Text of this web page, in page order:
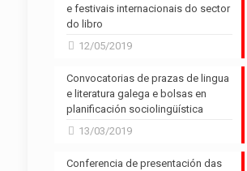
e festivais internacionais do sector
do libro
12/05/2019
Convocatorias de prazas de lingua
e literatura galega e bolsas en
planificación sociolingüística
13/03/2019
Conferencia de presentación das